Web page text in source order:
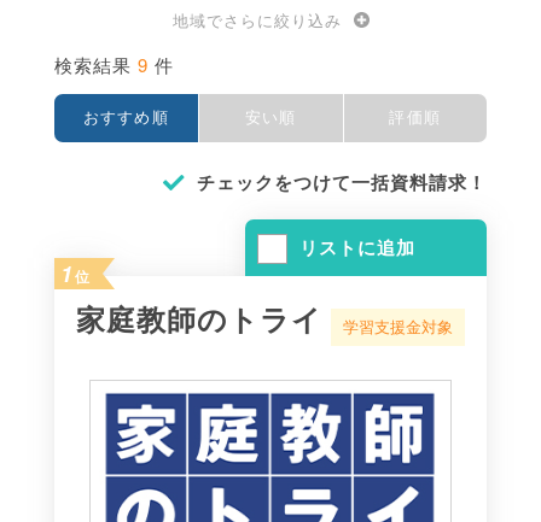
地域でさらに絞り込み
検索結果 9 件
おすすめ順 安い順 評価順
チェックをつけて一括資料請求！
リストに追加
1 位
家庭教師のトライ 学習支援金対象